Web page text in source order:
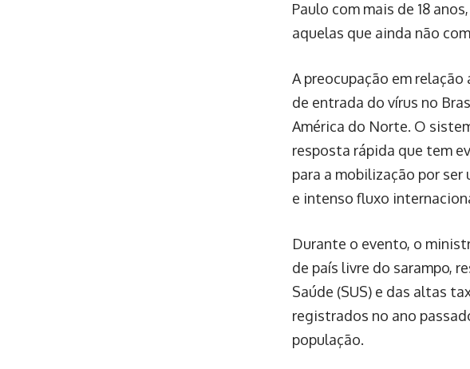
Paulo com mais de 18
aquelas que ainda não
A preocupação em
de entrada do vírus no
América do Norte. O
resposta rápida que tem
para a mobilização por
e intenso fluxo
Durante o evento, o
de país livre do sarampo,
Saúde (SUS) e das altas
registrados no ano
população.